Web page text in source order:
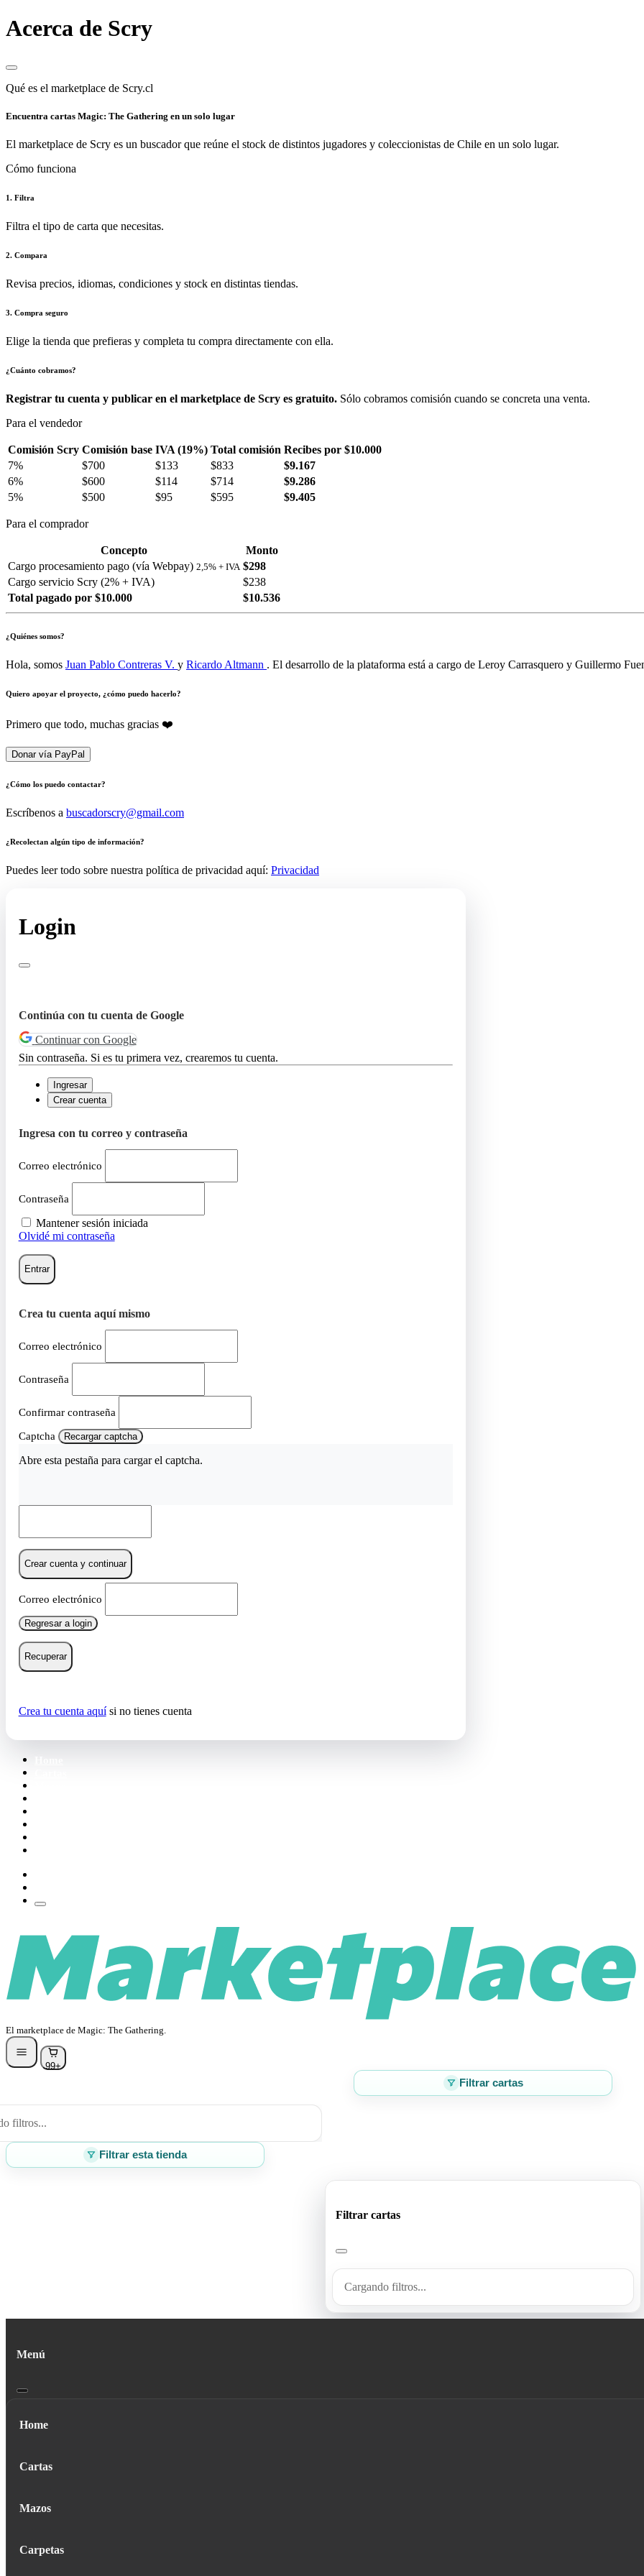
Acerca de Scry
Qué es el marketplace de Scry.cl
Encuentra cartas Magic: The Gathering en un solo lugar
El marketplace de Scry es un buscador que reúne el stock de distintos jugadores y coleccionistas de Chile en un solo lugar.
Cómo funciona
1. Filtra
Filtra el tipo de carta que necesitas.
2. Compara
Revisa precios, idiomas, condiciones y stock en distintas tiendas.
3. Compra seguro
Elige la tienda que prefieras y completa tu compra directamente con ella.
¿Cuánto cobramos?
Registrar tu cuenta y publicar en el marketplace de Scry es gratuito. Sólo cobramos comisión cuando se concreta una venta.
Para el vendedor
Comisión Scry Comisión base IVA (19%) Total comisión Recibes por $10.000
7%
$700 $133 $833
$9.167
6%
$600 $114 $714
$9.286
5%
$500 $95 $595 $9.405
Para el comprador
Concepto
Monto
Cargo procesamiento pago (vía Webpay) 2,5% + IVA $298
Cargo servicio Scry (2% + IVA)
$238
Total pagado por $10.000
$10.536
¿Quiénes somos?
Hola, somos Juan Pablo Contreras V. y Ricardo Altmann . El desarrollo de la plataforma está a cargo de Leroy Carrasquero y Guillermo
Quiero apoyar el proyecto, ¿cómo puedo hacerlo?
Primero que todo, muchas gracias ❤️
Donar vía PayPal
¿Cómo los puedo contactar?
Escríbenos a buscadorscry@gmail.com
¿Recolectan algún tipo de información?
Puedes leer todo sobre nuestra política de privacidad aquí: Privacidad
Login
Continúa con tu cuenta de Google
Continuar con Google
Sin contraseña. Si es tu primera vez, crearemos tu cuenta.
Ingresar
Crear cuenta
Ingresa con tu correo y contraseña
Correo electrónico
Contraseña
Mantener sesión iniciada
Olvidé mi contraseña
Entrar
Crea tu cuenta aquí mismo
Correo electrónico
Contraseña
Confirmar contraseña
Captcha Recargar captcha
Abre esta pestaña para cargar el captcha.
Crear cuenta y continuar
Correo electrónico
Regresar a login
Recuperar
Crea tu cuenta aquísi no tienes cuenta
El marketplace de Magic: The Gathering.
99+
Filtrar cartas
filtros...
Filtrar esta tienda
Filtrar cartas
Cargando filtros...
Menú
Home
Cartas
Mazos
Carpetas